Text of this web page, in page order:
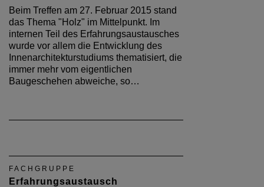
Beim Treffen am 27. Februar 2015 stand
das Thema "Holz" im Mittelpunkt. Im
internen Teil des Erfahrungsaustausches
wurde vor allem die Entwicklung des
Innenarchitekturstudiums thematisiert, die
immer mehr vom eigentlichen
Baugeschehen abweiche, so…
FACHGRUPPE
Erfahrungsaustausch